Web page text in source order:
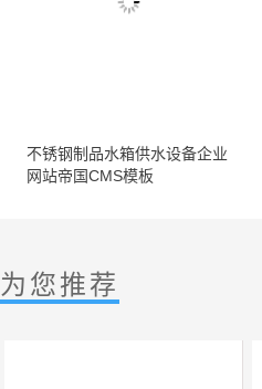
不锈钢制品水箱供水设备企业
网站帝国CMS模板
为您推荐